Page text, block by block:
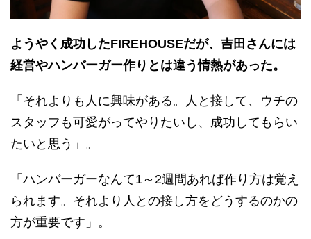
ようやく成功したFIREHOUSEだが、吉田さんには
経営やハンバーガー作りとは違う情熱があった。
「それよりも人に興味がある。人と接して、ウチの
スタッフも可愛がってやりたいし、成功してもらい
たいと思う」。
「ハンバーガーなんて1～2週間あれば作り方は覚え
られます。それより人との接し方をどうするのかの
方が重要です」。